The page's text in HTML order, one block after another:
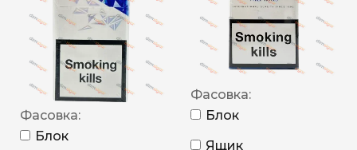
Фасовка:
Блок
Фасовка:
Блок
Ящик